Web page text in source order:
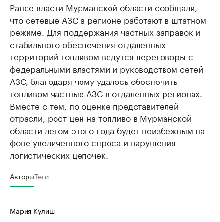
Ранее власти Мурманской области сообщали,
что сетевые АЗС в регионе работают в штатном
режиме. Для поддержания частных заправок и
стабильного обеспечения отдаленных
территорий топливом ведутся переговоры с
федеральными властями и руководством сетей
АЗС, благодаря чему удалось обеспечить
топливом частные АЗС в отдаленных регионах.
Вместе с тем, по оценке представителей
отрасли, рост цен на топливо в Мурманской
области летом этого года будет неизбежным на
фоне увеличенного спроса и нарушения
логистических цепочек.
АвторыТеги
Мария Кулиш